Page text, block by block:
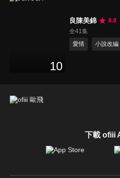
10
良陳美錦
8.8
全41集
愛情
小說改編
下載 ofiii